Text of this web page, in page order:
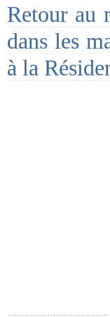
Retour au
dans les
à la